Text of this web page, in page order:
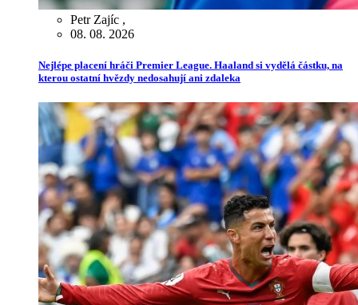
Petr Zajíc ,
08. 08. 2026
Nejlépe placení hráči Premier League. Haaland si vydělá částku, na
kterou ostatní hvězdy nedosahují ani zdaleka